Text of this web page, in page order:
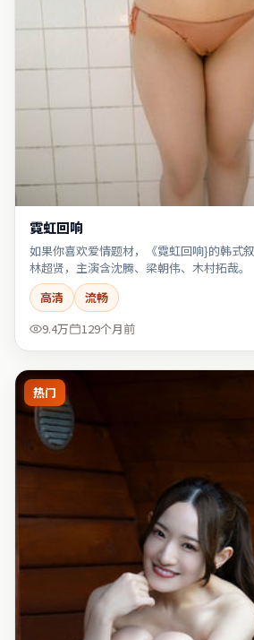
霓虹回响
如果你喜欢爱情题材，《霓虹回响}的韩式
林超贤，主演含沈腾、梁朝伟、木村拓哉。
高清
流畅
9.4万
129个月前
热门